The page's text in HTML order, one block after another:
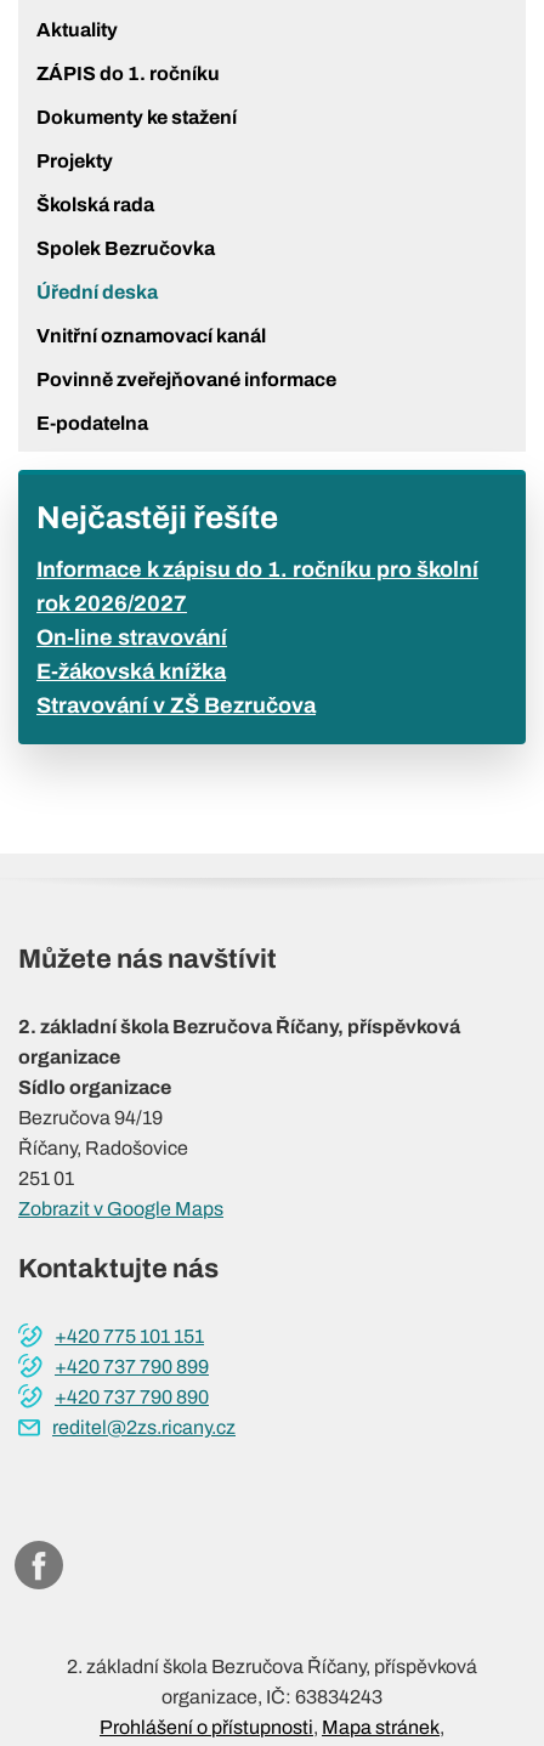
Aktuality
ZÁPIS do 1. ročníku
Dokumenty ke stažení
Projekty
Školská rada
Spolek Bezručovka
Úřední deska
Vnitřní oznamovací kanál
Povinně zveřejňované informace
E-podatelna
Nejčastěji řešíte
Informace k zápisu do 1. ročníku pro školní
rok 2026/2027
On-line stravování
E-žákovská knížka
Stravování v ZŠ Bezručova
Můžete nás navštívit
2. základní škola Bezručova Říčany, příspěvková
organizace
Sídlo organizace
Bezručova 94/19
Říčany, Radošovice
251 01
Zobrazit v Google Maps
Kontaktujte nás
+420 775 101 151
+420 737 790 899
+420 737 790 890
reditel@2zs.ricany.cz
2. základní škola Bezručova Říčany, příspěvková
organizace, IČ: 63834243
Prohlášení o přístupnosti Mapa stránek